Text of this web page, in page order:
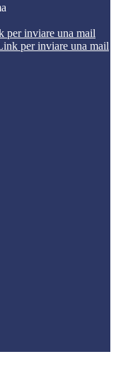
per inviare una mail
per inviare una mail